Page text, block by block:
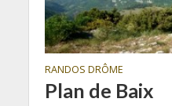
RANDOS DRÔME
Plan de Baix